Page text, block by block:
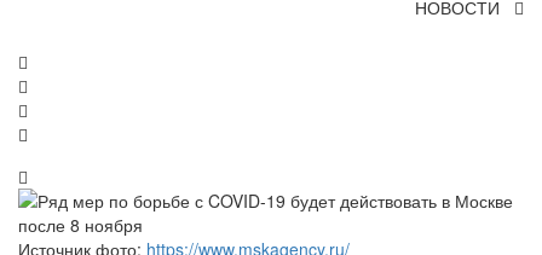
НОВОСТИ
Источник фото: https://www.mskagency.ru/